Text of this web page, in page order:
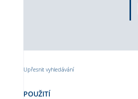
Upřesnit vyhledávání
POUŽITÍ